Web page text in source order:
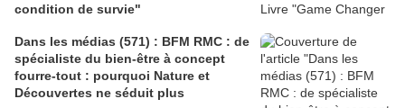
condition de survie"
Dans les médias (571) : BFM RMC : de
spécialiste du bien-être à concept
fourre-tout : pourquoi Nature et
Découvertes ne séduit plus